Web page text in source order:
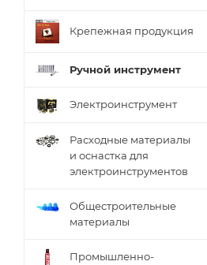
Крепежная продукция
Ручной инструмент
Электроинструмент
Расходные материалы
и оснастка для
электроинструментов
Общестроительные
материалы
Промышленно-